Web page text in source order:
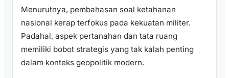
Menurutnya, pembahasan soal ketahanan
nasional kerap terfokus pada kekuatan militer.
Padahal, aspek pertanahan dan tata ruang
memiliki bobot strategis yang tak kalah penting
dalam konteks geopolitik modern.